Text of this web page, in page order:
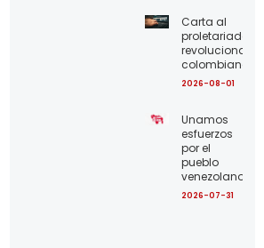
Carta al
proletariado
revolucionario
colombiano
2026-08-01
Unamos
esfuerzos
por el
pueblo
venezolano
2026-07-31